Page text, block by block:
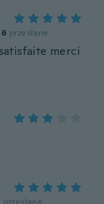
6 przesłane
merci